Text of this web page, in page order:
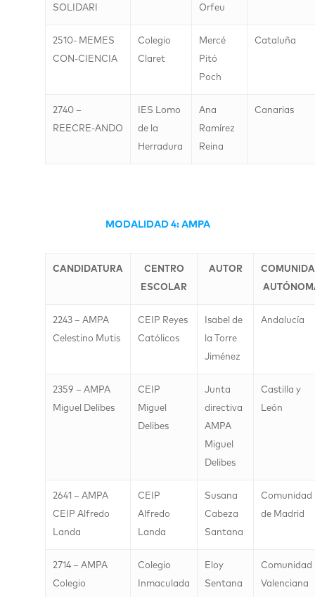
SOLIDARI
Orfeu
2510- MEMES
CON-CIENCIA
Colegio
Claret
Mercé
Pitó
Poch
Cataluña
2740 –
REECRE-ANDO
IES Lomo
de la
Herradura
Ana
Ramírez
Reina
Canarias
MODALIDAD 4: AMPA
CANDIDATURA
CENTRO
ESCOLAR
AUTOR
2243 – AMPA
Celestino Mutis
CEIP Reyes
Católicos
Isabel de
la Torre
Jiménez
Andalucía
2359 – AMPA
Miguel Delibes
CEIP
Miguel
Delibes
Junta
directiva
AMPA
Miguel
Delibes
Castilla y
León
2641 – AMPA
CEIP Alfredo
Landa
CEIP
Alfredo
Landa
Susana
Cabeza
Santana
Comunidad
de Madrid
2714 – AMPA
Colegio
Colegio
Inmaculada
Eloy
Sentana
Comunidad
Valenciana